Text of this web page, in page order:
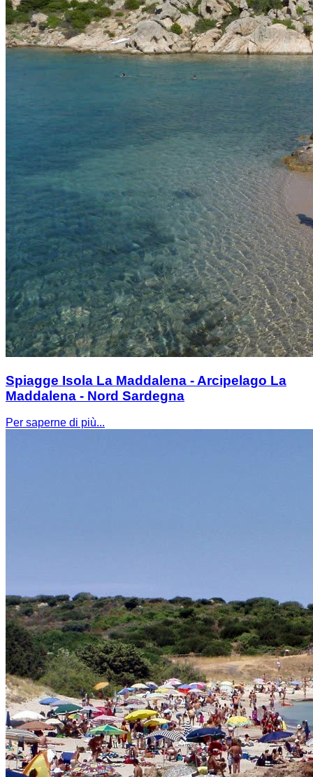
Spiagge Isola La Maddalena - Arcipelago La
Maddalena - Nord Sardegna
Per saperne di più...